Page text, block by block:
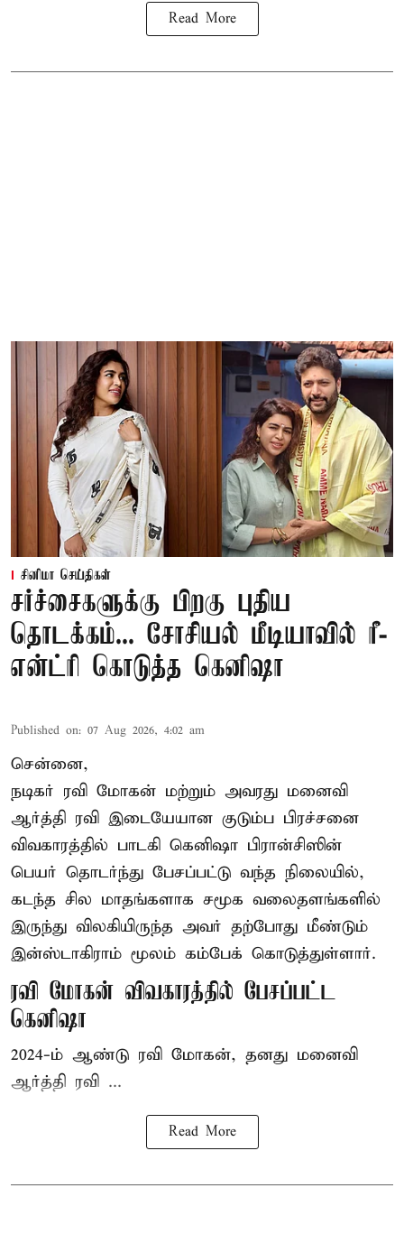
Read More
சினிமா செய்திகள்
சர்ச்சைகளுக்கு பிறகு புதிய
தொடக்கம்... சோசியல் மீடியாவில் ரீ-
என்ட்ரி கொடுத்த கெனிஷா
Published on: 07 Aug 2026, 4:02 am
சென்னை,
நடிகர் ரவி மோகன் மற்றும் அவரது மனைவி
ஆர்த்தி ரவி இடையேயான குடும்ப பிரச்சனை
விவகாரத்தில் பாடகி கெனிஷா பிரான்சிஸின்
பெயர் தொடர்ந்து பேசப்பட்டு வந்த நிலையில்,
கடந்த சில மாதங்களாக சமூக வலைதளங்களில்
இருந்து விலகியிருந்த அவர் தற்போது மீண்டும்
இன்ஸ்டாகிராம் மூலம் கம்பேக் கொடுத்துள்ளார்.
ரவி மோகன் விவகாரத்தில் பேசப்பட்ட
கெனிஷா
2024-ம் ஆண்டு ரவி மோகன், தனது மனைவி
ஆர்த்தி ரவி ...
Read More